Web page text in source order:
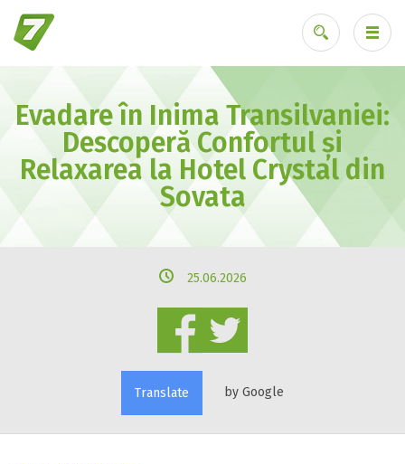
Ai uitat parola?
Evadare în Inima Transilvaniei:
Descoperă Confortul și
Relaxarea la Hotel Crystal din
Sovata
25.06.2026
Translate by Google